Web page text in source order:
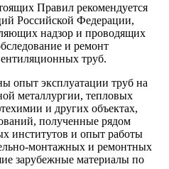
Правил рекомендуется
Российской Федерации,
надзор и проводящих
и ремонт
труб.
опыт эксплуатации труб на
металлургии, тепловых
и других объектах,
полученные рядом
институтов и опыт работы
монтажных и ремонтных
зарубежные материалы по